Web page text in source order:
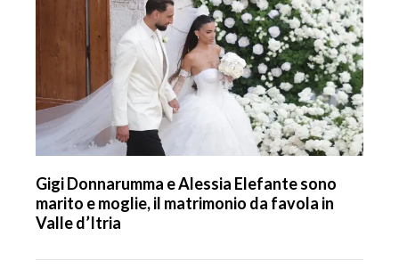
Gigi Donnarumma e Alessia Elefante sono
marito e moglie, il matrimonio da favola in
Valle d’Itria